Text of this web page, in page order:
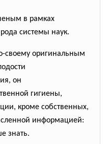
в рамках
системы наук.
оригинальным
он
гигиены,
кроме собственных,
информацией:
знать.